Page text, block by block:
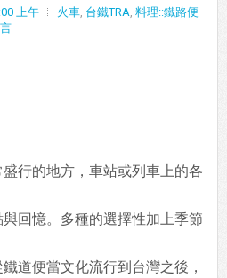
上午 火車 台鐵TRA 料理::鐵路便
行的地方，車站或列車上的各
回憶。多種的選擇性加上季節
道便當文化流行到台灣之後，